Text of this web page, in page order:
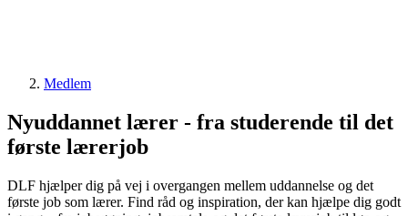
Medlem
Nyuddannet lærer - fra studerende til det
første lærerjob
DLF hjælper dig på vej i overgangen mellem uddannelse og det
første job som lærer. Find råd og inspiration, der kan hjælpe dig godt